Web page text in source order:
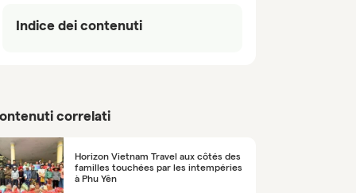
Indice dei contenuti
correlati
Horizon Vietnam Travel aux côtés des
familles touchées par les intempéries
à Phu Yên